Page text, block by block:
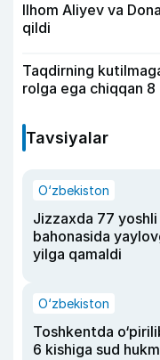
Ilhom Aliyev va
qildi
Taqdirning
rolga ega chiqqan
Tavsiyalar
O‘zbekiston
Jizzaxda 77
bahonasida
yilga qamaldi
O‘zbekiston
Toshkentda
6 kishiga sud